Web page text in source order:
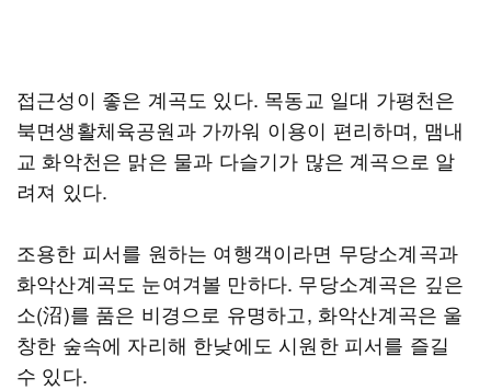
접근성이 좋은 계곡도 있다. 목동교 일대 가평천은
북면생활체육공원과 가까워 이용이 편리하며, 맴내
교 화악천은 맑은 물과 다슬기가 많은 계곡으로 알
려져 있다.
조용한 피서를 원하는 여행객이라면 무당소계곡과
화악산계곡도 눈여겨볼 만하다. 무당소계곡은 깊은
소(沼)를 품은 비경으로 유명하고, 화악산계곡은 울
창한 숲속에 자리해 한낮에도 시원한 피서를 즐길
수 있다.